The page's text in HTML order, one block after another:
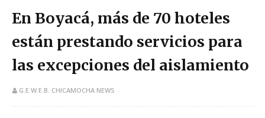
En Boyacá, más de 70 hoteles
están prestando servicios para
las excepciones del aislamiento
G.E.W.E.B. CHICAMOCHA NEWS